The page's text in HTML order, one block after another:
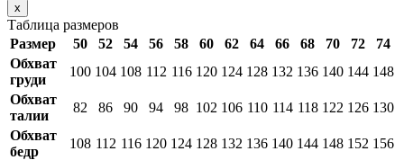
x
Таблица размеров
Размер
50 52 54 56 58 60 62 64 66 68 70 72
74
Обхват
груди
100 104 108 112 116 120 124 128 132 136 140 144 148
Обхват
талии
82 86 90 94 98 102 106 110 114 118 122 126 130
Обхват
бедр
108 112 116 120 124 128 132 136 140 144 148 152 156